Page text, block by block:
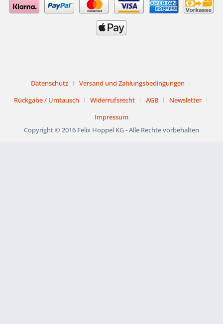
Datenschutz
Versand und Zahlungsbedingungen
Rückgabe / Umtausch
Widerrufsrecht AGB
Newsletter
Impressum
Copyright © 2016 Felix Hoppel KG - Alle Rechte vorbehalten